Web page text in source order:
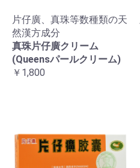
片仔廣、真珠等数種類の天
然漢方成分
真珠片仔廣クリーム
(Queensパールクリーム)
￥1,800